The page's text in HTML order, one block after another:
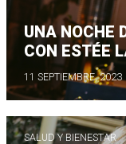
UNA NOCHE
CON ESTÉE
11 SEPTIEMBRE, 2023
SALUD Y BIENESTAR